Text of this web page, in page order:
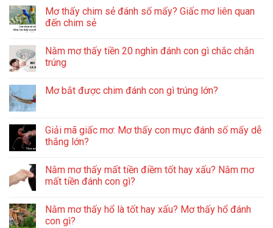
Mơ thấy chim sẻ đánh số mấy? Giấc mơ liên quan
đến chim sẻ
Nằm mơ thấy tiền 20 nghìn đánh con gì chắc chắn
trúng
Mơ bắt được chim đánh con gì trúng lớn?
Giải mã giấc mơ: Mơ thấy con mực đánh số mấy dễ
thắng lớn?
Nằm mơ thấy mất tiền điềm tốt hay xấu? Nằm mơ
mất tiền đánh con gì?
Nằm mơ thấy hổ là tốt hay xấu? Mơ thấy hổ đánh
con gì?